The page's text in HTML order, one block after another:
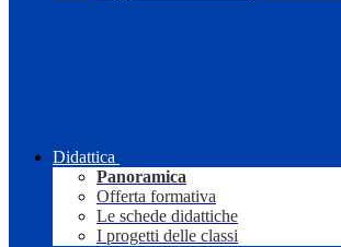
Didattica
Panoramica
Offerta formativa
Le schede didattiche
I progetti delle classi